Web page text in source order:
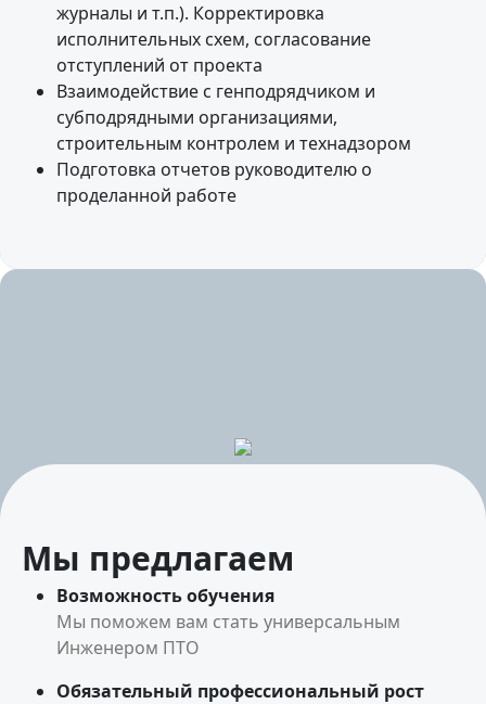
журналы и т.п.). Корректировка
исполнительных схем, согласование
отступлений от проекта
Взаимодействие с генподрядчиком и
субподрядными организациями,
строительным контролем и технадзором
Подготовка отчетов руководителю о
проделанной работе
Мы предлагаем
Возможность обучения
Мы поможем вам стать универсальным
Инженером ПТО
Обязательный профессиональный рост